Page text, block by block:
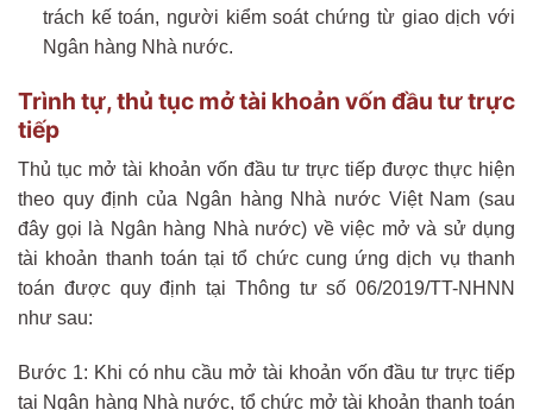
trách kế toán, người kiểm soát chứng từ giao dịch với
Ngân hàng Nhà nước.
Trình tự, thủ tục mở tài khoản vốn đầu tư trực
tiếp
Thủ tục mở tài khoản vốn đầu tư trực tiếp được thực hiện
theo quy định của Ngân hàng Nhà nước Việt Nam (sau
đây gọi là Ngân hàng Nhà nước) về việc mở và sử dụng
tài khoản thanh toán tại tổ chức cung ứng dịch vụ thanh
toán được quy định tại Thông tư số 06/2019/TT-NHNN
như sau:
Bước 1: Khi có nhu cầu mở tài khoản vốn đầu tư trực tiếp
tại Ngân hàng Nhà nước, tổ chức mở tài khoản thanh toán